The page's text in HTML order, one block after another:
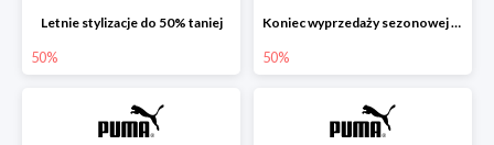
Letnie stylizacje do 50% taniej
50%
Koniec wyprzedaży sezonowej w sklepie Puma do -50%
50%